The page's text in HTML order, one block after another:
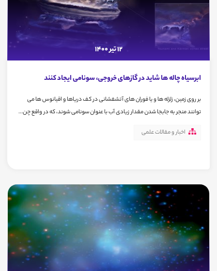
12 تیر 1400
ابرسیاه چاله ها شاید در گازهای خروجی، سونامی ایجاد کنند
بر روی زمین، زلزله ها و یا فوران های آتشفشانی در کف دریاها و اقیانوس ها می
توانند منجر به جابجا شدن مقدار زیادی آب با عنوان سونامی شوند، که در واقع چن...
اخبار و مقالات علمی